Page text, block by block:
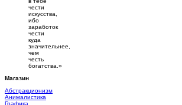
чести
искусства,
ибо
заработок
чести
куда
значительнее,
чем
честь
богатства.»
Магазин
Абстракционизм
Анималистика
Графика